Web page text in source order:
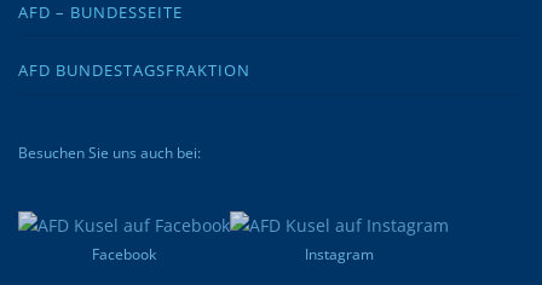
AFD – BUNDESSEITE
AFD BUNDESTAGSFRAKTION
Besuchen Sie uns auch bei:
Facebook Instagram